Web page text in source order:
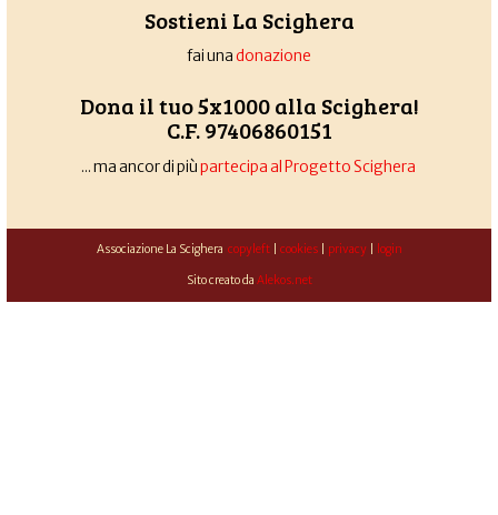
Sostieni La Scighera
fai unadonazione
Dona il tuo 5x1000 alla Scighera!
C.F. 97406860151
... ma ancor di piùpartecipa al Progetto Scighera
Associazione La Scighera copyleft| cookies| privacy| login
Sito creato da Alekos.net